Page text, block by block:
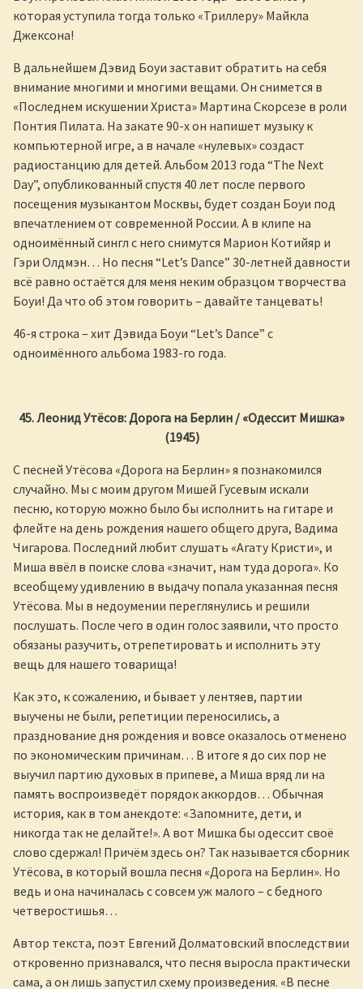
которая уступила тогда только «Триллеру» Майкла
Джексона!
В дальнейшем Дэвид Боуи заставит обратить на себя
внимание многими и многими вещами. Он снимется в
«Последнем искушении Христа» Мартина Скорсезе в роли
Понтия Пилата. На закате 90-х он напишет музыку к
компьютерной игре, а в начале «нулевых» создаст
радиостанцию для детей. Альбом 2013 года “The Next
Day”, опубликованный спустя 40 лет после первого
посещения музыкантом Москвы, будет создан Боуи под
впечатлением от современной России. А в клипе на
одноимённый сингл с него снимутся Марион Котийяр и
Гэри Олдмэн… Но песня “Let’s Dance” 30-летней давности
всё равно остаётся для меня неким образцом творчества
Боуи! Да что об этом говорить – давайте танцевать!
46-я строка – хит Дэвида Боуи “Let’s Dance” с
одноимённого альбома 1983-го года.
45. Леонид Утёсов: Дорога на Берлин / «Одессит Мишка»
(1945)
С песней Утёсова «Дорога на Берлин» я познакомился
случайно. Мы с моим другом Мишей Гусевым искали
песню, которую можно было бы исполнить на гитаре и
флейте на день рождения нашего общего друга, Вадима
Чигарова. Последний любит слушать «Агату Кристи», и
Миша ввёл в поиске слова «значит, нам туда дорога». Ко
всеобщему удивлению в выдачу попала указанная песня
Утёсова. Мы в недоумении переглянулись и решили
послушать. После чего в один голос заявили, что просто
обязаны разучить, отрепетировать и исполнить эту
вещь для нашего товарища!
Как это, к сожалению, и бывает у лентяев, партии
выучены не были, репетиции переносились, а
празднование дня рождения и вовсе оказалось отменено
по экономическим причинам… В итоге я до сих пор не
выучил партию духовых в припеве, а Миша вряд ли на
память воспроизведёт порядок аккордов… Обычная
история, как в том анекдоте: «Запомните, дети, и
никогда так не делайте!». А вот Мишка бы одессит своё
слово сдержал! Причём здесь он? Так называется сборник
Утёсова, в который вошла песня «Дорога на Берлин». Но
ведь и она начиналась с совсем уж малого – с бедного
четверостишья…
Автор текста, поэт Евгений Долматовский впоследствии
откровенно признавался, что песня выросла практически
сама, а он лишь запустил схему произведения. «В песне